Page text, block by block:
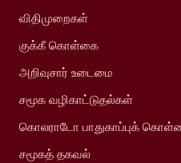
விதிமுறைகள்
குக்கீ கொள்கை
அறிவுசார் உடைமை
சமூக வழிகாட்டுதல்கள்
கொலராடோ பாதுகாப்புக்
சமூகத் தகவல்